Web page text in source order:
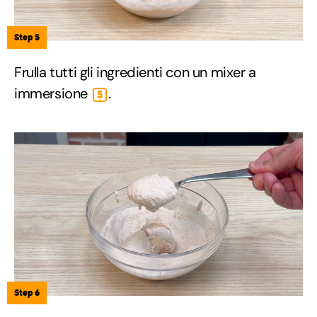
Step 5
Frulla tutti gli ingredienti con un mixer a
immersione
5 .
Step 6